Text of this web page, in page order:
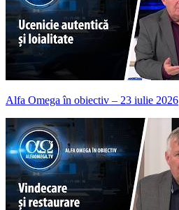
Alfa Omega în obiectiv – 23 iulie 2026